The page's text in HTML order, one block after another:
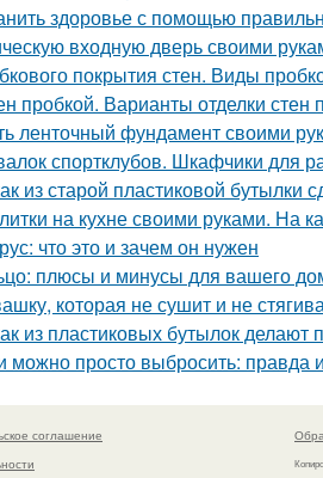
здоровье с помощью
входную дверь своими
покрытия стен. Виды
пробкой. Варианты отделки стен
ленточный фундамент своими
спортклубов. Шкафчики для
из старой пластиковой бутылки
на кухне своими руками. На
что это и зачем он нужен
плюсы и минусы для вашего
которая не сушит и не
из пластиковых бутылок делают
можно просто выбросить: правда
соглашение